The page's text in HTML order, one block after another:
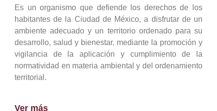
Es un organismo que defiende los derechos de los
habitantes de la Ciudad de México, a disfrutar de un
ambiente adecuado y un territorio ordenado para su
desarrollo, salud y bienestar, mediante la promoción y
vigilancia de la aplicación y cumplimiento de la
normatividad en materia ambiental y del ordenamiento
territorial.
Ver más